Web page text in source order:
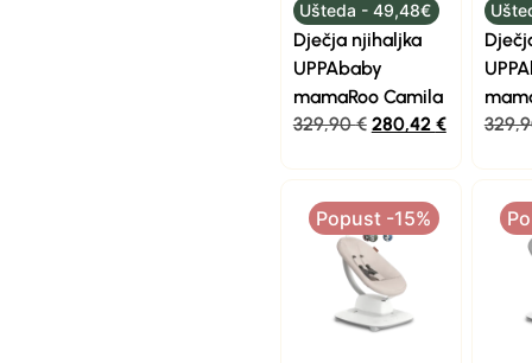
Ušteda - 49,48€
Dječja njihaljka
UPPAbaby
mamaRoo Camila
329,90€ 280,42 €
Popust -15%